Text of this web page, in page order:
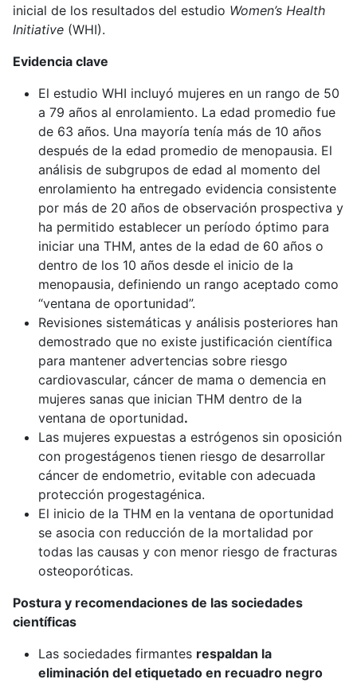
inicial de los resultados del estudio Women’s Health
Initiative (WHI).
Evidencia clave
El estudio WHI incluyó mujeres en un rango de 50
a 79 años al enrolamiento. La edad promedio fue
de 63 años. Una mayoría tenía más de 10 años
después de la edad promedio de menopausia. El
análisis de subgrupos de edad al momento del
enrolamiento ha entregado evidencia consistente
por más de 20 años de observación prospectiva y
ha permitido establecer un período óptimo para
iniciar una THM, antes de la edad de 60 años o
dentro de los 10 años desde el inicio de la
menopausia, definiendo un rango aceptado como
“ventana de oportunidad”.
Revisiones sistemáticas y análisis posteriores han
demostrado que no existe justificación científica
para mantener advertencias sobre riesgo
cardiovascular, cáncer de mama o demencia en
mujeres sanas que inician THM dentro de la
ventana de oportunidad.
Las mujeres expuestas a estrógenos sin oposición
con progestágenos tienen riesgo de desarrollar
cáncer de endometrio, evitable con adecuada
protección progestagénica.
El inicio de la THM en la ventana de oportunidad
se asocia con reducción de la mortalidad por
todas las causas y con menor riesgo de fracturas
osteoporóticas.
Postura y recomendaciones de las sociedades
científicas
Las sociedades firmantes respaldan la
eliminación del etiquetado en recuadro negro